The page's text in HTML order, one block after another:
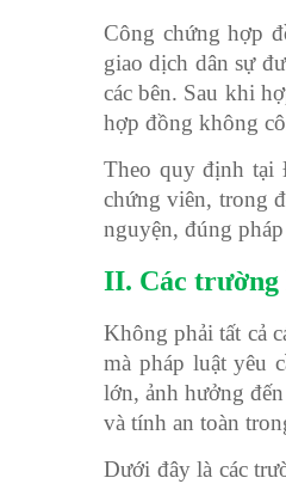
Công chứng hợp
giao dịch dân sự
các bên. Sau khi
hợp đồng không
Theo quy định tại
chứng viên, trong
nguyện, đúng
II. Các trường
Không phải tất cả
mà pháp luật yêu
lớn, ảnh hưởng
và tính an toàn
Dưới đây là các